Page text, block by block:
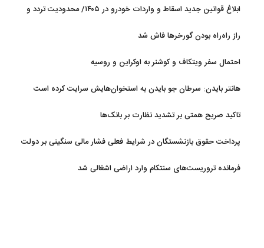
ابلاغ قوانین جدید اسقاط و واردات خودرو در ۱۴۰۵/ محدودیت تردد و
راز راه‌راه بودن گورخرها فاش شد
احتمال سفر ویتکاف و کوشنر به اوکراین و روسیه
هانتر بایدن: سرطان جو بایدن به استخوان‌هایش سرایت کرده است
تاکید صریح همتی بر تشدید نظارت بر بانک‌ها
پرداخت حقوق بازنشستگان در شرایط فعلی فشار مالی سنگینی بر دولت
فرمانده تروریست‌های سنتکام وارد اراضی اشغالی شد